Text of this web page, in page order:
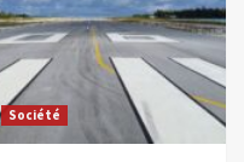
Société